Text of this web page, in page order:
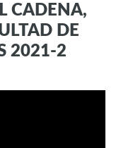
CADENA,
DE
2021-2